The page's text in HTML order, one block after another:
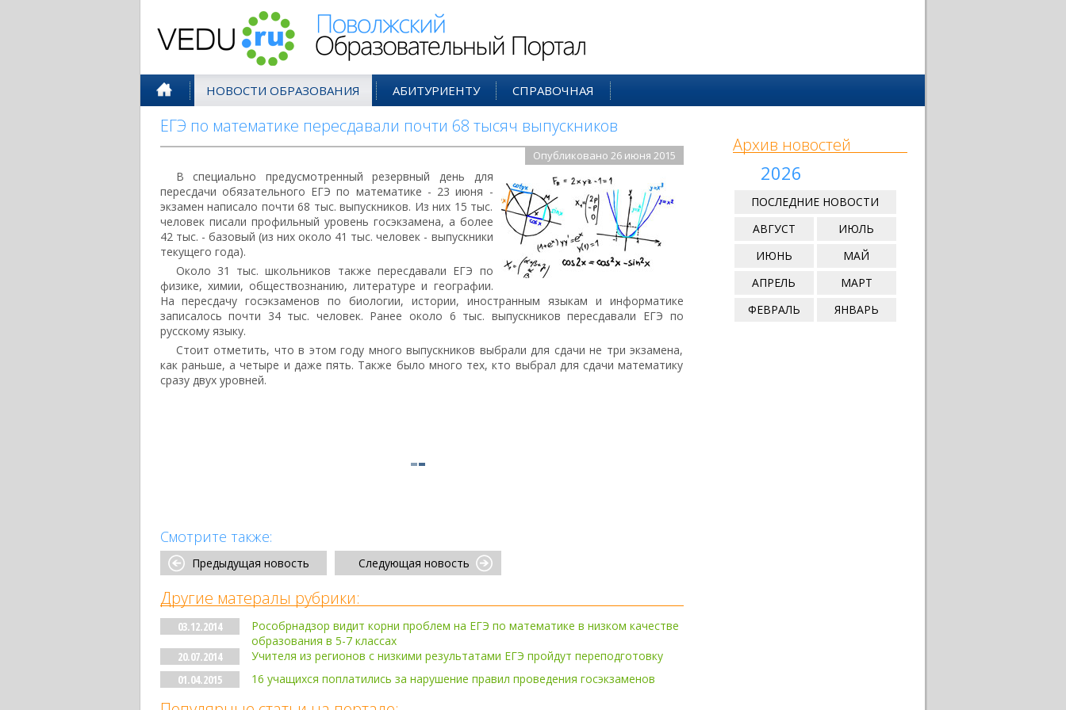
НОВОСТИ ОБРАЗОВАНИЯ АБИТУРИЕНТУ СПРАВОЧНАЯ
ЕГЭ по математике пересдавали почти 68 тысяч выпускников
Опубликовано 26 июня 2015
В специально предусмотренный резервный день для
пересдачи обязательного ЕГЭ по математике - 23 июня -
экзамен написало почти 68 тыс. выпускников. Из них 15 тыс.
человек писали профильный уровень госэкзамена, а более
42 тыс. - базовый (из них около 41 тыс. человек - выпускники
текущего года).
Около 31 тыс. школьников также пересдавали ЕГЭ по
физике, химии, обществознанию, литературе и географии.
На пересдачу госэкзаменов по биологии, истории, иностранным языкам и информатике
записалось почти 34 тыс. человек. Ранее около 6 тыс. выпускников пересдавали ЕГЭ по
русскому языку.
Стоит отметить, что в этом году много выпускников выбрали для сдачи не три экзамена,
как раньше, а четыре и даже пять. Также было много тех, кто выбрал для сдачи математику
сразу двух уровней.
Смотрите также:
Предыдущая новость Следующая новость
Другие матералы рубрики:
03.12.2014
Рособрнадзор видит корни проблем на ЕГЭ по математике в низком качестве
образования в 5-7 классах
20.07.2014
Учителя из регионов с низкими результатами ЕГЭ пройдут переподготовку
01.04.2015
16 учащихся поплатились за нарушение правил проведения госэкзаменов
Архив новостей
2026
ПОСЛЕДНИЕ НОВОСТИ
АВГУСТ
ИЮЛЬ
ИЮНЬ
МАЙ
АПРЕЛЬ
МАРТ
ФЕВРАЛЬ
ЯНВАРЬ